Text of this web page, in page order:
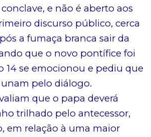
e não é aberto aos
discurso público, cerca
a fumaça branca sair da
que o novo pontífice foi
14 se emocionou e pediu que
pelo diálogo.
que o papa deverá
trilhado pelo antecessor,
em relação à uma maior